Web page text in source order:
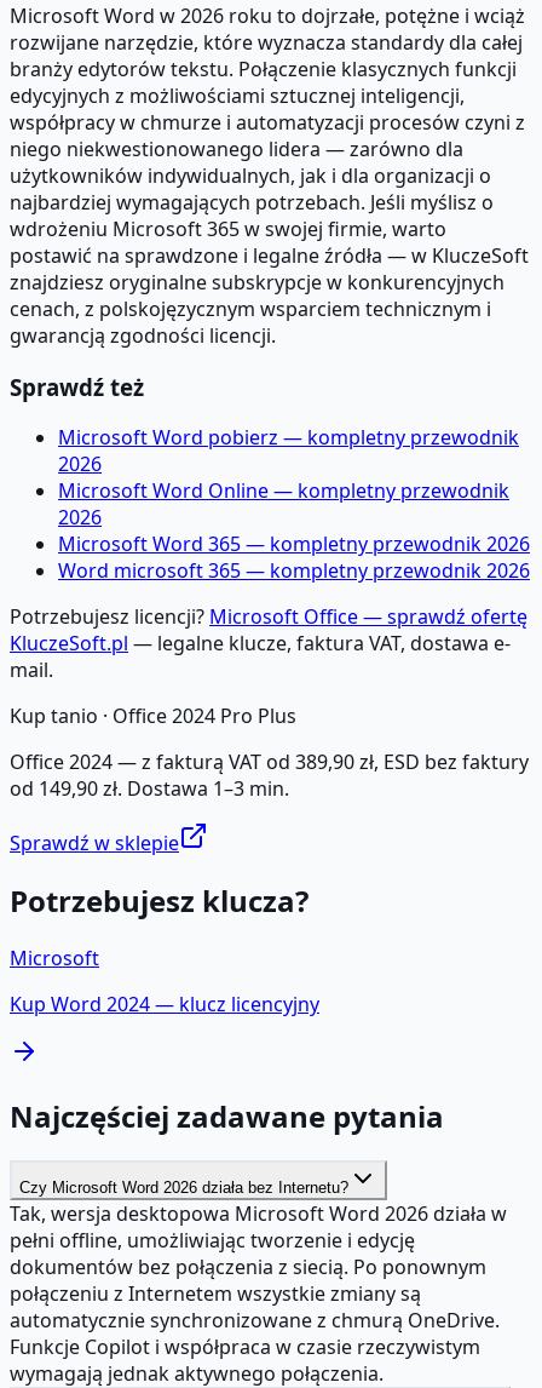
Microsoft Word w 2026 roku to dojrzałe, potężne i wciąż
rozwijane narzędzie, które wyznacza standardy dla całej
branży edytorów tekstu. Połączenie klasycznych funkcji
edycyjnych z możliwościami sztucznej inteligencji,
współpracy w chmurze i automatyzacji procesów czyni z
niego niekwestionowanego lidera — zarówno dla
użytkowników indywidualnych, jak i dla organizacji o
najbardziej wymagających potrzebach. Jeśli myślisz o
wdrożeniu Microsoft 365 w swojej firmie, warto
postawić na sprawdzone i legalne źródła — w KluczeSoft
znajdziesz oryginalne subskrypcje w konkurencyjnych
cenach, z polskojęzycznym wsparciem technicznym i
gwarancją zgodności licencji.
Sprawdź też
Microsoft Word pobierz — kompletny przewodnik
2026
Microsoft Word Online — kompletny przewodnik
2026
Microsoft Word 365 — kompletny przewodnik 2026
Word microsoft 365 — kompletny przewodnik 2026
Potrzebujesz licencji? Microsoft Office — sprawdź ofertę
KluczeSoft.pl — legalne klucze, faktura VAT, dostawa e-
mail.
Kup tanio · Office 2024 Pro Plus
Office 2024 — z fakturą VAT od 389,90 zł, ESD bez faktury
od 149,90 zł. Dostawa 1–3 min.
Sprawdź w sklepie
Potrzebujesz klucza?
Microsoft
Kup Word 2024— klucz licencyjny
Najczęściej zadawane pytania
Czy Microsoft Word 2026 działa bez Internetu?
Tak, wersja desktopowa Microsoft Word 2026 działa w
pełni offline, umożliwiając tworzenie i edycję
dokumentów bez połączenia z siecią. Po ponownym
połączeniu z Internetem wszystkie zmiany są
automatycznie synchronizowane z chmurą OneDrive.
Funkcje Copilot i współpraca w czasie rzeczywistym
wymagają jednak aktywnego połączenia.